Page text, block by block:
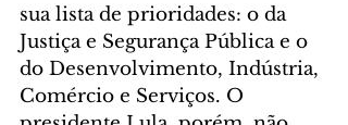
sua lista de prioridades: o da
Justiça e Segurança Pública e o
do Desenvolvimento, Indústria,
Comércio e Serviços. O